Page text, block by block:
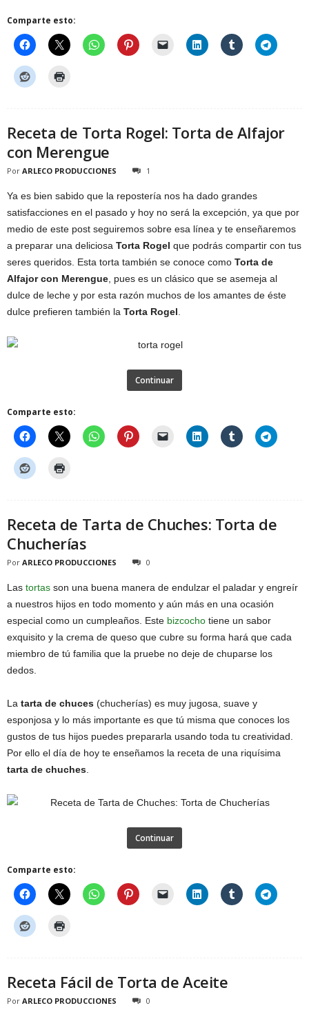
Comparte esto:
Receta de Torta Rogel: Torta de Alfajor
con Merengue
Por ARLECO PRODUCCIONES 1
Ya es bien sabido que la repostería nos ha dado grandes
satisfacciones en el pasado y hoy no será la excepción, ya que por
medio de este post seguiremos sobre esa línea y te enseñaremos
a preparar una deliciosa Torta Rogel que podrás compartir con tus
seres queridos. Esta torta también se conoce como Torta de
Alfajor con Merengue , pues es un clásico que se asemeja al
dulce de leche y por esta razón muchos de los amantes de éste
dulce prefieren también la Torta Rogel
Continuar
Comparte esto:
Receta de Tarta de Chuches: Torta de
Chucherías
Por ARLECO PRODUCCIONES 0
Las tortas son una buena manera de endulzar el paladar y engreír
a nuestros hijos en todo momento y aún más en una ocasión
especial como un cumpleaños. Este bizcocho tiene un sabor
exquisito y la crema de queso que cubre su forma hará que cada
miembro de tú familia que la pruebe no deje de chuparse los
dedos.
La tarta de chuces (chucherías) es muy jugosa, suave y
esponjosa y lo más importante es que tú misma que conoces los
gustos de tus hijos puedes prepararla usando toda tu creatividad.
Por ello el día de hoy te enseñamos la receta de una riquísima
tarta de chuches
Continuar
Comparte esto:
Receta Fácil de Torta de Aceite
Por ARLECO PRODUCCIONES 0